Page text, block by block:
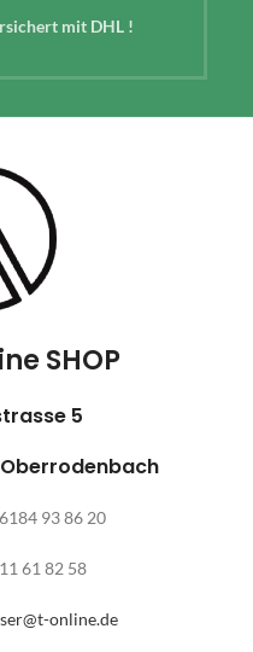
mit DHL !
SHOP
5
93 86 20
61 82 58
online.de